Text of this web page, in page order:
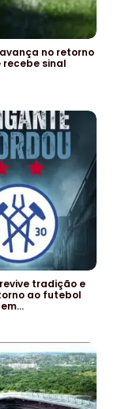
no retorno
sinal
tradição e
ao futebol